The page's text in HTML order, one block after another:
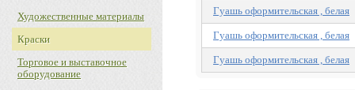
Гуашь оформительская , белая
Гуашь оформительская , белая
Гуашь оформительская , белая
Художественные материалы
Краски
Торговое и выставочное
оборудование